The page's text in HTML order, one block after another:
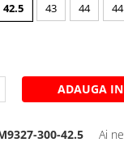
42.5 43 44
ADAUGA IN
300-42.5 Ai